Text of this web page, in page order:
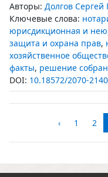
Авторы: Долгов Сергей
Ключевые слова:
юрисдикционная и
защита и охрана прав,
хозяйственное
факты, решение
DOI: 10.18572/2070-
‹ 1 2